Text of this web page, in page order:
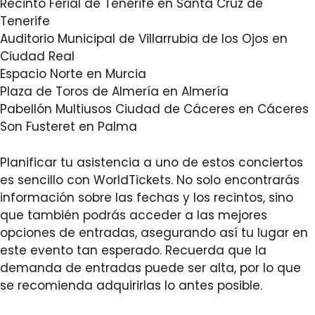
Recinto Ferial de Tenerife en Santa Cruz de
Tenerife
Auditorio Municipal de Villarrubia de los Ojos en
Ciudad Real
Espacio Norte en Murcia
Plaza de Toros de Almería en Almería
Pabellón Multiusos Ciudad de Cáceres en Cáceres
Son Fusteret en Palma
Planificar tu asistencia a uno de estos conciertos
es sencillo con WorldTickets. No solo encontrarás
información sobre las fechas y los recintos, sino
que también podrás acceder a las mejores
opciones de entradas, asegurando así tu lugar en
este evento tan esperado. Recuerda que la
demanda de entradas puede ser alta, por lo que
se recomienda adquirirlas lo antes posible.